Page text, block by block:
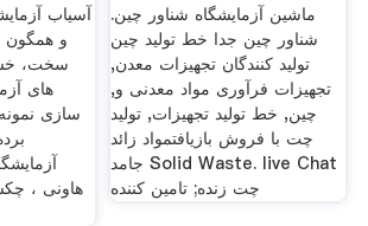
آسیاب
و همگون
سخت،
های
سازی نمونه
هاونی ،
ماشین آزمایشگاه شناور چین.
شناور چین جدا خط تولید چین
تولید کنندگان تجهیزات معدن,
تجهیزات فرآوری مواد معدنی و,
چین, خط تولید تجهیزات, تولید
چت با فروش بازیافتمواد زائد
جامد Solid Waste. live Chat
چت زنده; تامین کننده